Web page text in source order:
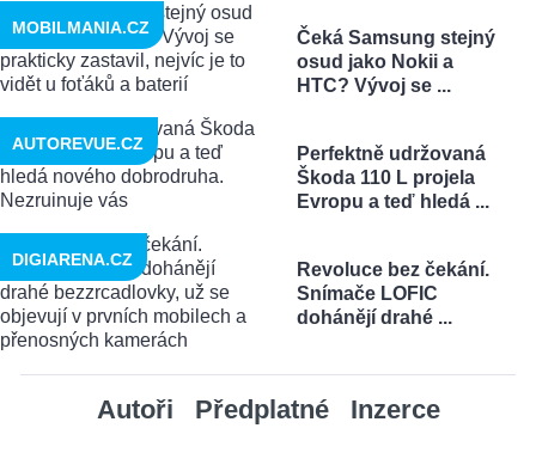
Čeká Samsung stejný
osud jako Nokii a
HTC? Vývoj se ...
MOBILMANIA.CZ
Perfektně udržovaná
Škoda 110 L projela
Evropu a teď hledá ...
AUTOREVUE.CZ
Revoluce bez čekání.
Snímače LOFIC
dohánějí drahé ...
DIGIARENA.CZ
Autoři Předplatné Inzerce